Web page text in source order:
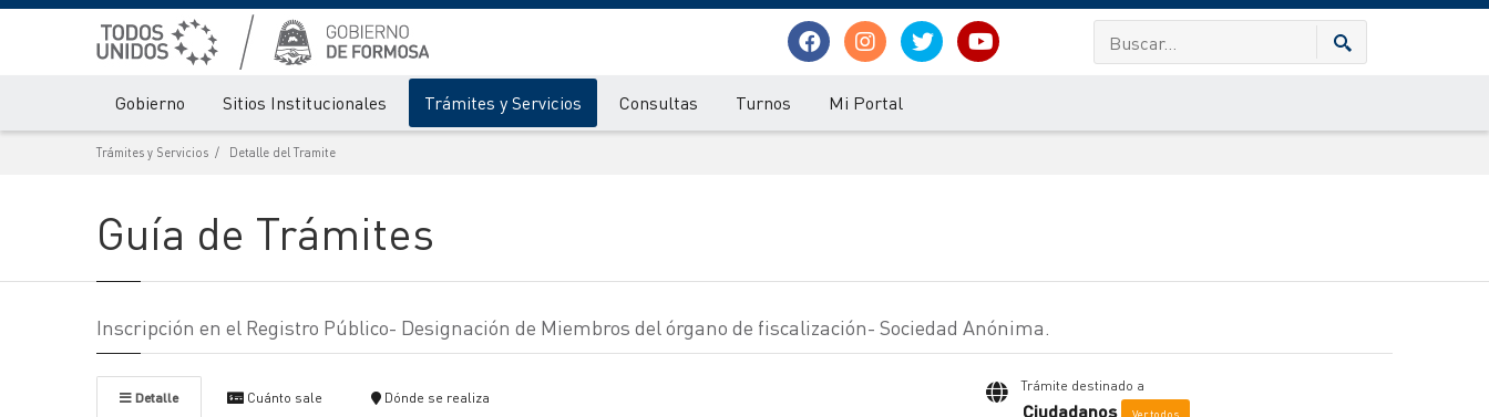
Gobierno Sitios Institucionales Trámites y Servicios Consultas Turnos Mi Portal
Trámites y Servicios Detalle del Tramite
Guía de Trámites
Inscripción en el Registro Público- Designación de Miembros del órgano de fiscalización- Sociedad Anónima.
Detalle Cuánto sale Dónde se realiza
Trámite destinado a
Ciudadanos Ver todos